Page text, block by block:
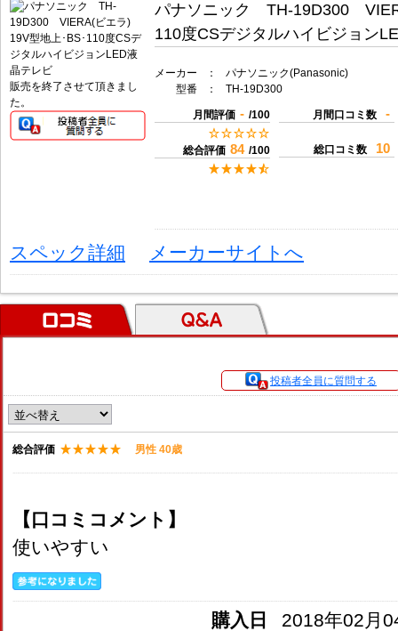
販売を終了させて頂きまし
た。
パナソニック TH-19D300
110度CSデジタルハイビジョン
メーカー ：
パナソニック(Panasonic)
型番
： TH-19D300
月間評価 - /100
総合評価 84 /100
月間口コミ数 -
総口コミ数 10
スペック詳細 メーカーサイトへ
投稿者全員に質問する
総合評価 男性 40歳
【口コミコメント】
使いやすい
購入日 2018年02月